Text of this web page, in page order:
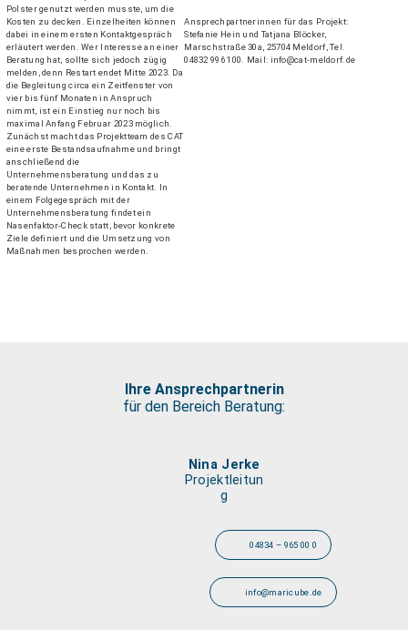
Polster genutzt werden musste, um die
Kosten zu decken. Einzelheiten können
dabei in einem ersten Kontaktgespräch
erläutert werden. Wer Interesse an einer
Beratung hat, sollte sich jedoch zügig
melden, denn Restart endet Mitte 2023. Da
die Begleitung circa ein Zeitfenster von
vier bis fünf Monaten in Anspruch
nimmt, ist ein Einstieg nur noch bis
maximal Anfang Februar 2023 möglich.
Zunächst macht das Projektteam des CAT
eine erste Bestandsaufnahme und bringt
anschließend die
Unternehmensberatung und das zu
beratende Unternehmen in Kontakt. In
einem Folgegespräch mit der
Unternehmensberatung findet ein
Nasenfaktor-Check statt, bevor konkrete
Ziele definiert und die Umsetzung von
Maßnahmen besprochen werden.
Ansprechpartnerinnen für das Projekt:
Stefanie Hein und Tatjana Blöcker,
Marschstraße 30a, 25704 Meldorf, Tel.
04832 996 100. Mail: info@cat-meldorf.de
Ihre Ansprechpartnerin
für den Bereich Beratung:
Nina Jerke
Projektleitun
g
04834 – 965 00 0
info@maricube.de